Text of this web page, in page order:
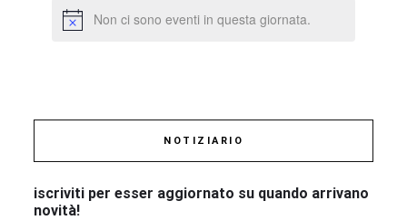
Non ci sono eventi in questa giornata.
NOTIZIARIO
iscriviti per esser aggiornato su quando arrivano
novità!